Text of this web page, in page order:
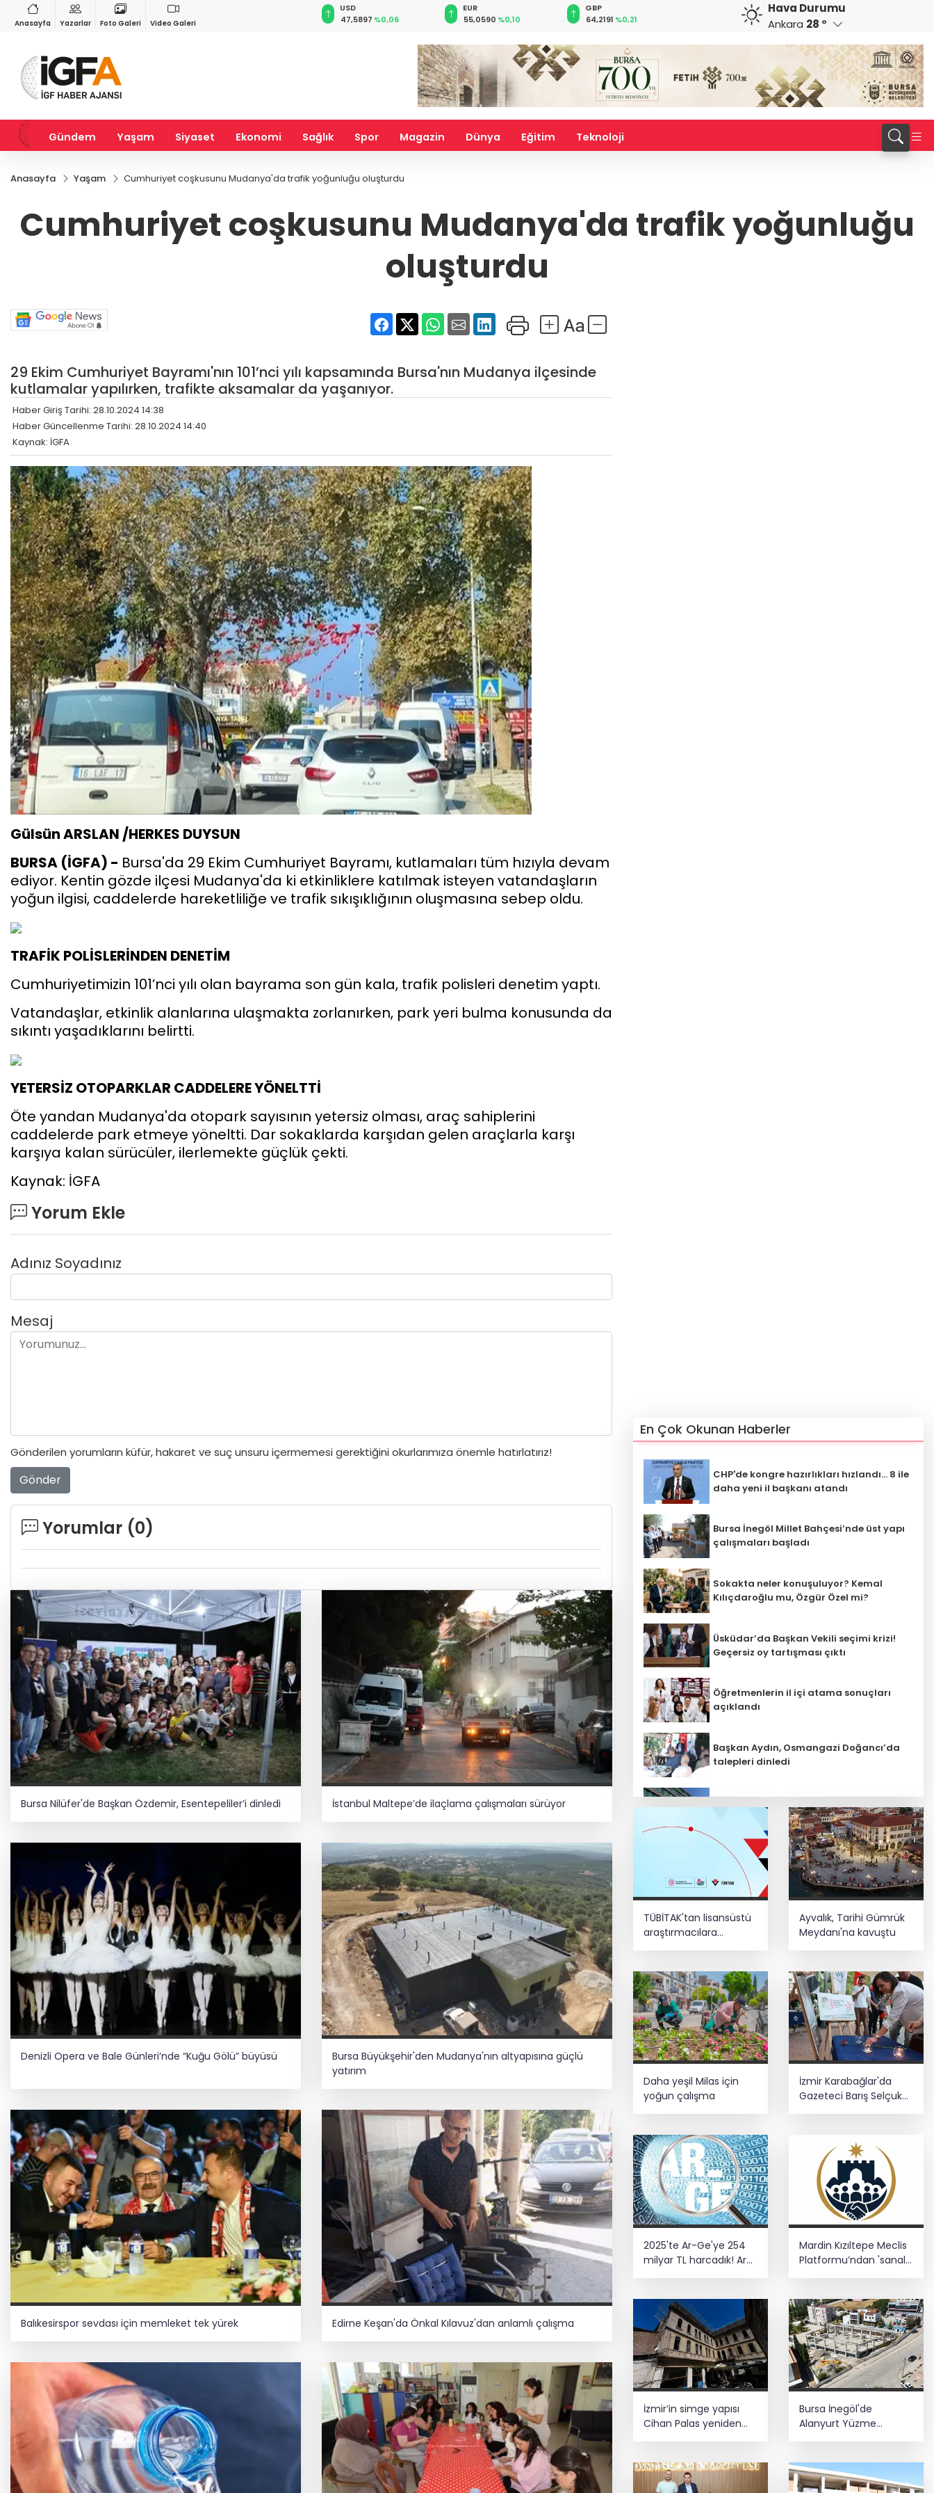
Anasayfa Yazarlar Foto Galeri Video Galeri
%0,87
BIST 100
13.752,52%0,36
EUR
55,0590 %0,10
GBP
64,2191%0,21
CHF
58,8284%-0,17 %0,06
RUB
0,5807
Hava Durumu
Ankara 28 °
Gündem Yaşam Siyaset Ekonomi Sağlık Spor Magazin Dünya Eğitim Teknoloji
Anasayfa Yaşam Cumhuriyet coşkusunu Mudanya'da trafik yoğunluğu oluşturdu
Cumhuriyet coşkusunu Mudanya'da trafik yoğunluğu
oluşturdu
29 Ekim Cumhuriyet Bayramı'nın 101’nci yılı kapsamında Bursa'nın Mudanya ilçesinde
kutlamalar yapılırken, trafikte aksamalar da yaşanıyor.
Haber Giriş Tarihi: 28.10.2024 14:38
Haber Güncellenme Tarihi: 28.10.2024 14:40
Kaynak: İGFA
Gülsün ARSLAN /HERKES DUYSUN
BURSA (İGFA) - Bursa'da 29 Ekim Cumhuriyet Bayramı, kutlamaları tüm hızıyla devam
ediyor. Kentin gözde ilçesi Mudanya'da ki etkinliklere katılmak isteyen vatandaşların
yoğun ilgisi, caddelerde hareketliliğe ve trafik sıkışıklığının oluşmasına sebep oldu.
TRAFİK POLİSLERİNDEN DENETİM
Cumhuriyetimizin 101’nci yılı olan bayrama son gün kala, trafik polisleri denetim yaptı.
Vatandaşlar, etkinlik alanlarına ulaşmakta zorlanırken, park yeri bulma konusunda da
sıkıntı yaşadıklarını belirtti.
YETERSİZ OTOPARKLAR CADDELERE YÖNELTTİ
Öte yandan Mudanya'da otopark sayısının yetersiz olması, araç sahiplerini
caddelerde park etmeye yöneltti. Dar sokaklarda karşıdan gelen araçlarla karşı
karşıya kalan sürücüler, ilerlemekte güçlük çekti.
Kaynak: İGFA
Yorum Ekle
Adınız Soyadınız
Mesaj
Gönderilen yorumların küfür, hakaret ve suç unsuru içermemesi gerektiğini okurlarımıza önemle hatırlatırız!
Gönder
Yorumlar (0)
Bursa Nilüfer'de Başkan Özdemir, Esentepeliler’i dinledi İstanbul Maltepe’de ilaçlama çalışmaları sürüyor
Denizli Opera ve Bale Günleri’nde “Kuğu Gölü” büyüsü
Bursa Büyükşehir'den Mudanya'nın altyapısına güçlü
yatırım
Balıkesirspor sevdası için memleket tek yürek Edirne Keşan'da Önkal Kılavuz'dan anlamlı çalışma
En Çok Okunan Haberler
CHP'de kongre hazırlıkları hızlandı... 8 ile
daha yeni il başkanı atandı
Bursa İnegöl Millet Bahçesi’nde üst yapı
çalışmaları başladı
Sokakta neler konuşuluyor? Kemal
Kılıçdaroğlu mu, Özgür Özel mi?
Üsküdar’da Başkan Vekili seçimi krizi!
Geçersiz oy tartışması çıktı
Öğretmenlerin il içi atama sonuçları
açıklandı
Başkan Aydın, Osmangazi Doğancı’da
talepleri dinledi
Tan Çetinkaya kazandı
Mardin'de geleceğin inşası için dev
adım: "Büyük Aile Platformu" kuruldu
15 Temmuz'un firari teröristi tutuklandı!
milyon TL ceza kesildi
TÜBİTAK'tan lisansüstü
araştırmacılara
Ayvalık, Tarihi Gümrük
Meydanı'na kavuştu
Daha yeşil Milas için
yoğun çalışma
İzmir Karabağlar'da
Gazeteci Barış Selçuk
saygıyla anıldı
2025'te Ar-Ge'ye 254
milyar TL harcadık! Ar-
Mardin Kızıltepe Meclis
Platformu’ndan 'sanal
İzmir’in simge yapısı
Cihan Palas yeniden
hayat buluyor
Bursa İnegöl'de
Alanyurt Yüzme
Havuzu'nda çalışmalar